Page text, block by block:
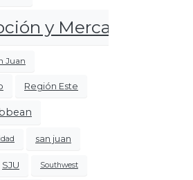
y Mercadeo
Juan
Región Este
san juan
SJU Southwest